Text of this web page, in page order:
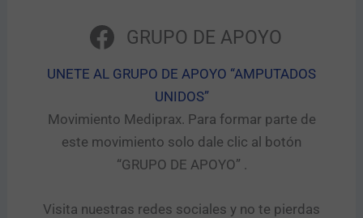
GRUPO DE APOYO
UNETE AL GRUPO DE APOYO “AMPUTADOS
UNIDOS”​
Movimiento Mediprax. Para formar parte de
este movimiento solo dale clic al botón
“GRUPO DE APOYO” .​
Visita nuestras redes sociales y no te pierdas